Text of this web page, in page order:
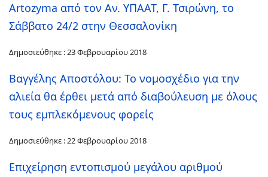
Artozyma από τον Αν. ΥΠΑΑΤ, Γ. Τσιρώνη, το
Σάββατο 24/2 στην Θεσσαλονίκη
Δημοσιεύθηκε : 23 Φεβρουαρίου 2018
Βαγγέλης Αποστόλου: Το νομοσχέδιο για την
αλιεία θα έρθει μετά από διαβούλευση με όλους
τους εμπλεκόμενους φορείς
Δημοσιεύθηκε : 22 Φεβρουαρίου 2018
Επιχείρηση εντοπισμού μεγάλου αριθμού